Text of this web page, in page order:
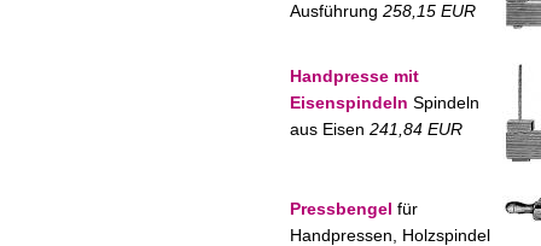
Ausführung 258,15 EUR
Handpresse mit
Eisenspindeln Spindeln
aus Eisen 241,84 EUR
Pressbengel für
Handpressen, Holzspindel